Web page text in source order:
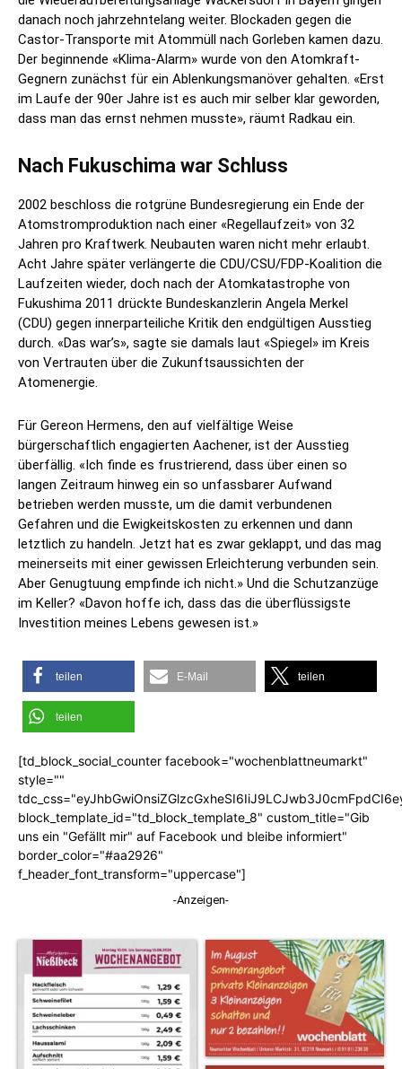
danach noch jahrzehntelang weiter. Blockaden gegen die
Castor-Transporte mit Atommüll nach Gorleben kamen dazu.
Der beginnende «Klima-Alarm» wurde von den Atomkraft-
Gegnern zunächst für ein Ablenkungsmanöver gehalten. «Erst
im Laufe der 90er Jahre ist es auch mir selber klar geworden,
dass man das ernst nehmen musste», räumt Radkau ein.
Nach Fukuschima war Schluss
2002 beschloss die rotgrüne Bundesregierung ein Ende der
Atomstromproduktion nach einer «Regellaufzeit» von 32
Jahren pro Kraftwerk. Neubauten waren nicht mehr erlaubt.
Acht Jahre später verlängerte die CDU/CSU/FDP-Koalition die
Laufzeiten wieder, doch nach der Atomkatastrophe von
Fukushima 2011 drückte Bundeskanzlerin Angela Merkel
(CDU) gegen innerparteiliche Kritik den endgültigen Ausstieg
durch. «Das war’s», sagte sie damals laut «Spiegel» im Kreis
von Vertrauten über die Zukunftsaussichten der
Atomenergie.
Für Gereon Hermens, den auf vielfältige Weise
bürgerschaftlich engagierten Aachener, ist der Ausstieg
überfällig. «Ich finde es frustrierend, dass über einen so
langen Zeitraum hinweg ein so unfassbarer Aufwand
betrieben werden musste, um die damit verbundenen
Gefahren und die Ewigkeitskosten zu erkennen und dann
letztlich zu handeln. Jetzt hat es zwar geklappt, und das mag
meinerseits mit einer gewissen Erleichterung verbunden sein.
Aber Genugtuung empfinde ich nicht.» Und die Schutzanzüge
im Keller? «Davon hoffe ich, dass das die überflüssigste
Investition meines Lebens gewesen ist.»
teilen E-Mail teilen
teilen
[td_block_social_counter facebook="wochenblattneumarkt"
style=""
block_template_id="td_block_template_8" custom_title="Gib
uns ein "Gefällt mir" auf Facebook und bleibe informiert"
border_color="#aa2926"
f_header_font_transform="uppercase"]
-Anzeigen-